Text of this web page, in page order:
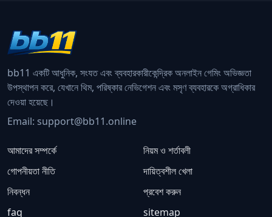
bb11 একটি আধুনিক, সংযত এবং ব্যবহারকারীকেন্দ্রিক অনলাইন গেমিং অভিজ্ঞতা
উপস্থাপন করে, যেখানে থিম, পরিষ্কার নেভিগেশন এবং মসৃণ ব্যবহারকে অগ্রাধিকার
দেওয়া হয়েছে।
Email: support@bb11.online
আমাদের সম্পর্কে
নিয়ম ও শর্তাবলী
গোপনীয়তা নীতি
দায়িত্বশীল খেলা
নিবন্ধন
প্রবেশ করুন
faq
sitemap